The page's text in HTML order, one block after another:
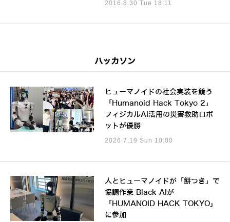
2016.8.30 Tue 18:11
ハッカソン
ヒューマノイドの社会実装を競う
「Humanoid Hack Tokyo 2」
フィジカルAI活用の災害救助ロボ
ットが優勝
2026.7.19 Sun 10:00
人とヒューマノイドが「餅つき」で
協調作業 Black AIが
「HUMANOID HACK TOKYO」
に参加